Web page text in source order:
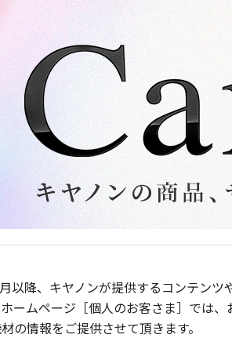
以降、キヤノンが提供するコンテンツ
ームページ［個人のお客さま］では
の情報をご提供させて頂きます。